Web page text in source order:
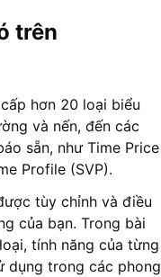
trên
hơn 20 loại biểu
và nến, đến các
sẵn, như Time Price
Profile (SVP).
tùy chỉnh và điều
của bạn. Trong bài
tính năng của từng
dụng trong các phong